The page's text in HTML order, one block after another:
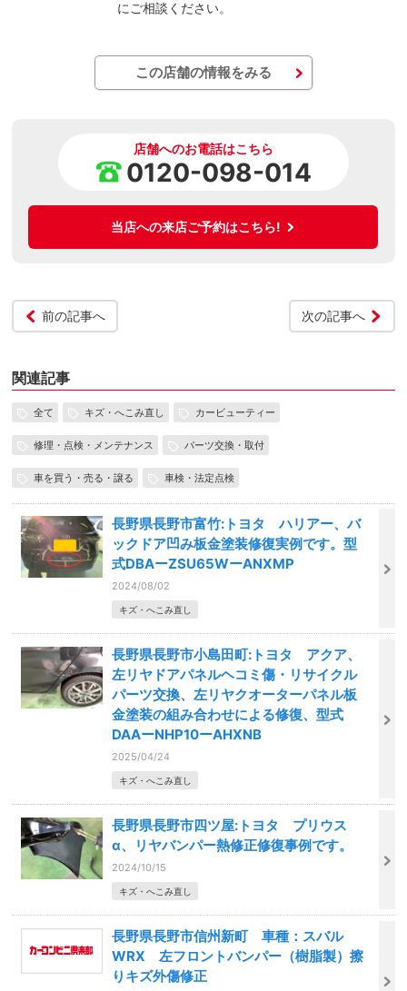
にご相談ください。
この店舗の情報をみる
店舗へのお電話はこちら
0120-098-014
当店への来店ご予約はこちら!
前の記事へ 次の記事へ
関連記事
全て キズ・へこみ直し カービューティー
修理・点検・メンテナンス パーツ交換・取付
車を買う・売る・譲る 車検・法定点検
長野県長野市富竹:トヨタ ハリアー、バ
ックドア凹み板金塗装修復実例です。型
式DBAーZSU65WーANXMP
2024/08/02
キズ・へこみ直し
長野県長野市小島田町:トヨタ アクア、
左リヤドアパネルヘコミ傷・リサイクル
パーツ交換、左リヤクオーターパネル板
金塗装の組み合わせによる修復、型式
DAAーNHP10ーAHXNB
2025/04/24
キズ・へこみ直し
長野県長野市四ツ屋:トヨタ プリウス
α、リヤバンパー熱修正修復事例です。
2024/10/15
キズ・へこみ直し
長野県長野市信州新町 車種：スバル
WRX 左フロントバンパー（樹脂製）擦
りキズ外傷修正